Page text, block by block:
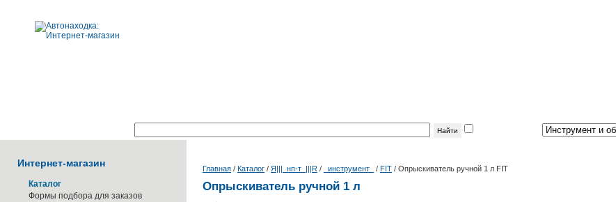
Интернет-магазин
Каталог
Формы подбора для заказов
Главная / Каталог / Я|||_нп-т_|||R / _инструмент_ / FIT / Опрыскиватель ручной 1 л FIT
Опрыскиватель ручной 1 л